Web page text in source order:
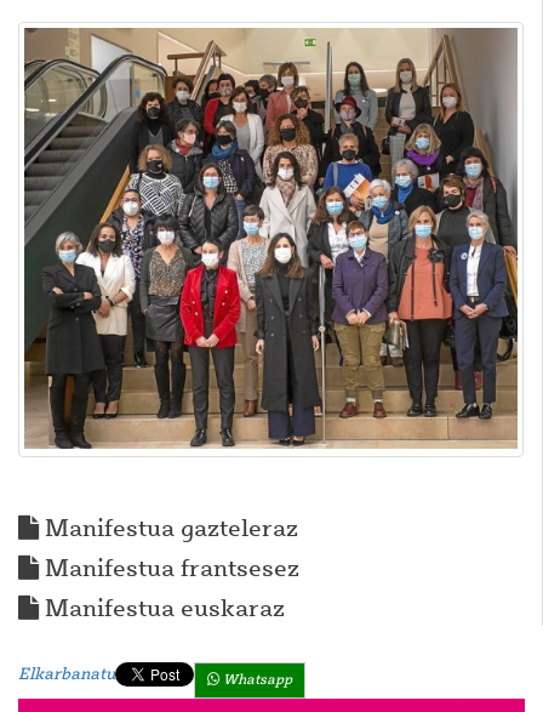
Manifestua gazteleraz
Manifestua frantsesez
Manifestua euskaraz
Elkarbanatu Whatsapp